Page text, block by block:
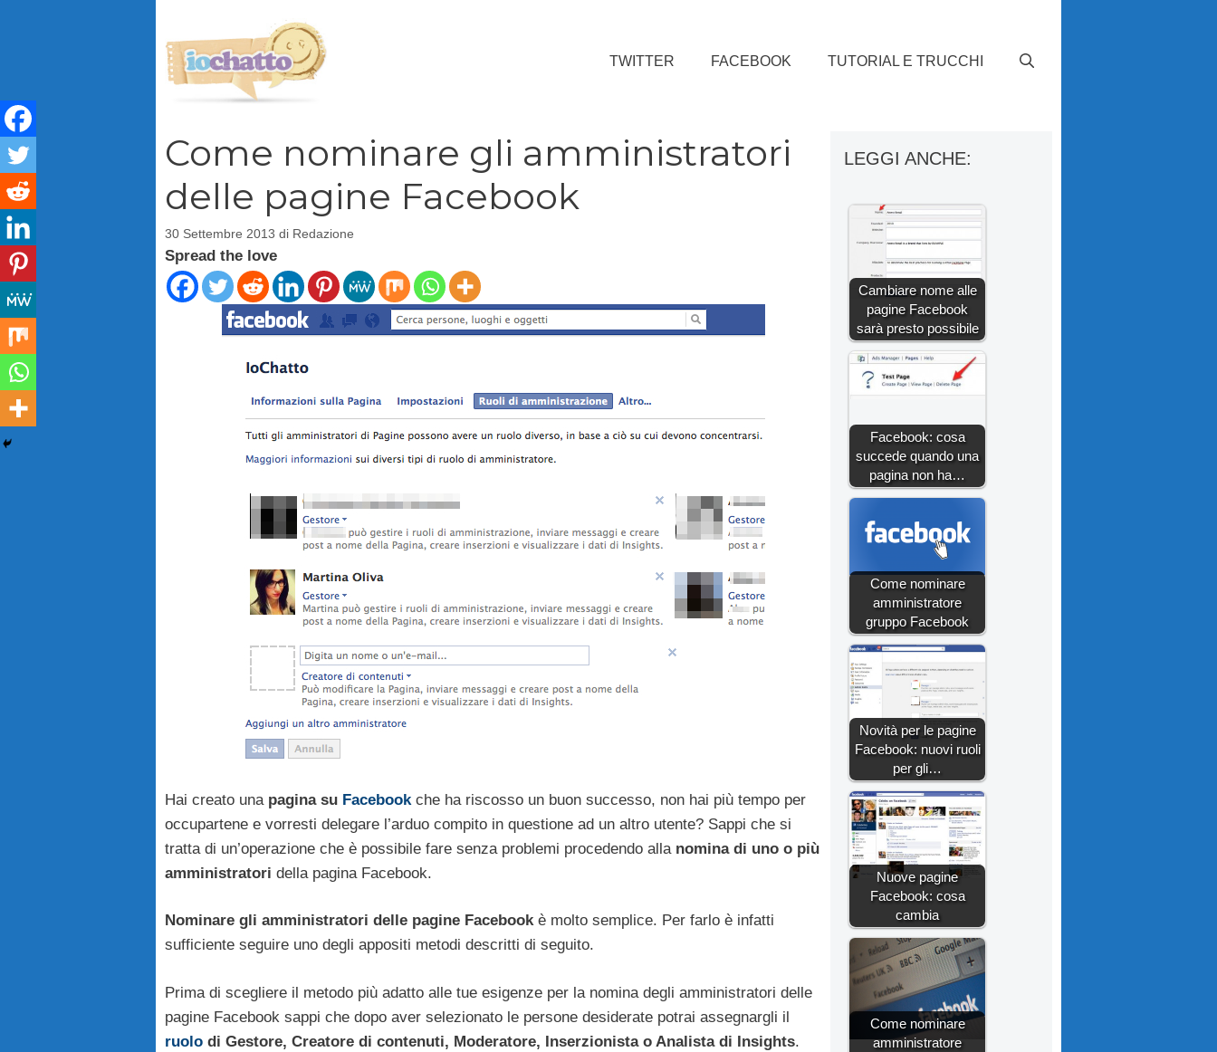
TWITTER FACEBOOK TUTORIAL E TRUCCHI
Come nominare gli amministratori
delle pagine Facebook
30 Settembre 2013 di Redazione
Spread the love
Hai creato una pagina su Facebookche ha riscosso un buon successo, non hai più tempo per
occupartene e vorresti delegare l’arduo compito in questione ad un altro utente? Sappi che si
tratta di un’operazione che è possibile fare senza problemi procedendo alla nomina di uno o più
amministratori della pagina Facebook.
Nominare gli amministratori delle pagine Facebookè molto semplice. Per farlo è infatti
sufficiente seguire uno degli appositi metodi descritti di seguito.
Prima di scegliere il metodo più adatto alle tue esigenze per la nomina degli amministratori delle
pagine Facebook sappi che dopo aver selezionato le persone desiderate potrai assegnargli il
ruolo di Gestore, Creatore di contenuti, Moderatore, Inserzionista o Analista di Insights.
LEGGI ANCHE:
Cambiare nome alle
pagine Facebook
sarà presto possibile
Facebook: cosa
succede quando una
pagina non ha…
Come nominare
amministratore
gruppo Facebook
Novità per le pagine
Facebook: nuovi ruoli
per gli…
Nuove pagine
Facebook: cosa
cambia
Come nominare
amministratore